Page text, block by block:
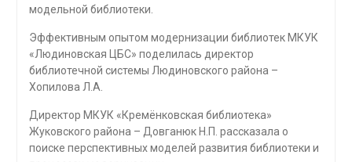
модельной библиотеки.
Эффективным опытом модернизации библиотек МКУК
«Людиновская ЦБС» поделилась директор
библиотечной системы Людиновского района –
Хопилова Л.А.
Директор МКУК «Кремёнковская библиотека»
Жуковского района – Довганюк Н.П. рассказала о
поиске перспективных моделей развития библиотеки и